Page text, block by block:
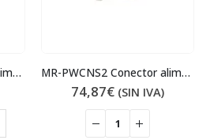
MR-PWCNS4 Conector alimentación MR-PWCNS2 Conector alimentación
74,87€ (SIN IVA)